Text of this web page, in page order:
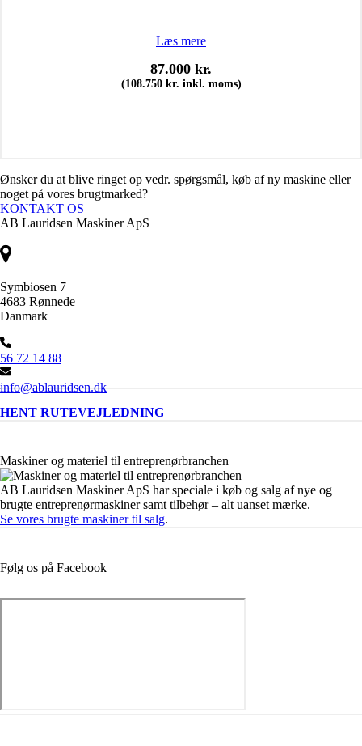
Læs mere
87.000 kr.
(108.750 kr. inkl. moms)
Ønsker du at blive ringet op vedr. spørgsmål, køb af ny maskine eller
noget på vores brugtmarked?
KONTAKT OS
AB Lauridsen Maskiner ApS
Symbiosen 7
4683 Rønnede
Danmark
56 72 14 88
info@ablauridsen.dk
HENT RUTEVEJLEDNING
Maskiner og materiel til entreprenørbranchen
AB Lauridsen Maskiner ApS har speciale i køb og salg af nye og
brugte entreprenørmaskiner samt tilbehør – alt uanset mærke.
Se vores brugte maskiner til salg.
Følg os på Facebook